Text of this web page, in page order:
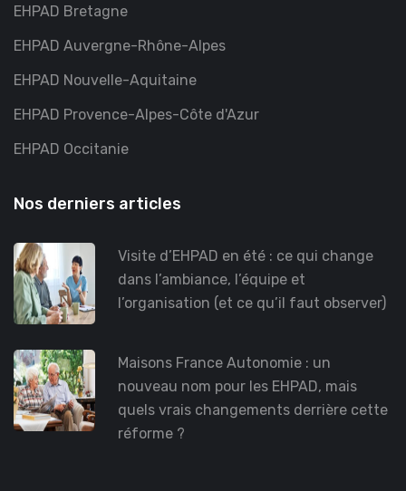
EHPAD Bretagne
EHPAD Auvergne-Rhône-Alpes
EHPAD Nouvelle-Aquitaine
EHPAD Provence-Alpes-Côte d'Azur
EHPAD Occitanie
Nos derniers articles
Visite d’EHPAD en été : ce qui change
dans l’ambiance, l’équipe et
l’organisation (et ce qu’il faut observer)
Maisons France Autonomie : un
nouveau nom pour les EHPAD, mais
quels vrais changements derrière cette
réforme ?